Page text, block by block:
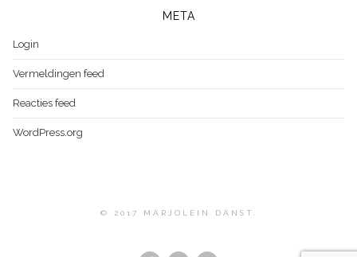
META
Login
Vermeldingen feed
Reacties feed
WordPress.org
© 2017 MARJOLEIN DANST.